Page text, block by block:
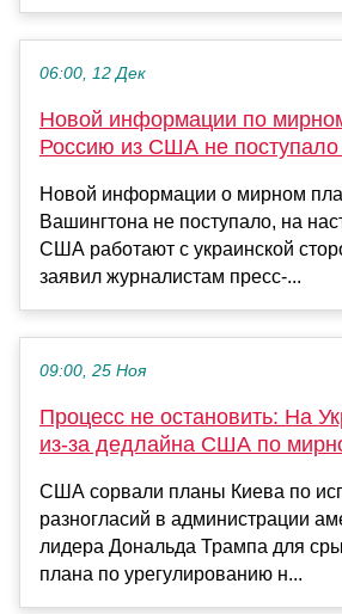
06:00, 12 Дек
Новой информации по
Россию из США не поступало
Новой информации о мирном
Вашингтона не поступало, на
США работают с украинской
заявил журналистам пресс-...
09:00, 25 Ноя
Процесс не остановить: На
из-за дедлайна США по
США сорвали планы Киева по
разногласий в администрации
лидера Дональда Трампа для
плана по урегулированию н...